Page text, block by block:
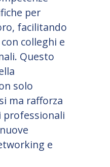
per
facilitando
colleghi e
Questo
solo
ma rafforza
professionali
e